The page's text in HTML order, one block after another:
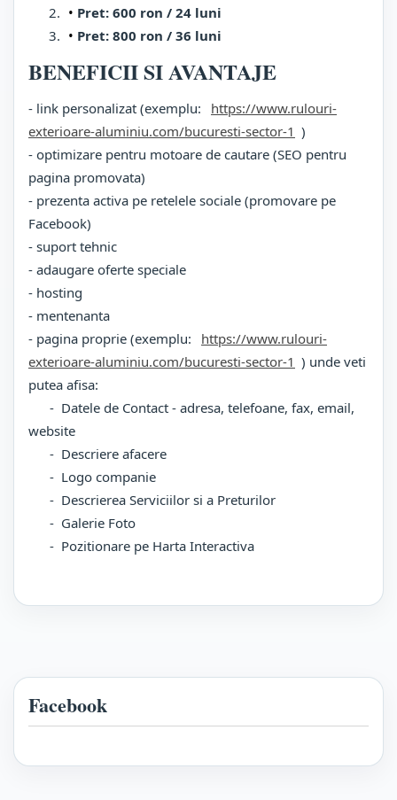
Pret: 600 ron / 24 luni
Pret: 800 ron / 36 luni
BENEFICII SI AVANTAJE
- link personalizat (exemplu:
https://www.rulouri-
exterioare-aluminiu.com/bucuresti-sector-1 )
- optimizare pentru motoare de cautare (SEO pentru
pagina promovata)
- prezenta activa pe retelele sociale (promovare pe
Facebook)
- suport tehnic
- adaugare oferte speciale
- hosting
- mentenanta
- pagina proprie (exemplu:
https://www.rulouri-
exterioare-aluminiu.com/bucuresti-sector-1 ) unde veti
putea afisa:
- Datele de Contact - adresa, telefoane, fax, email,
website
- Descriere afacere
- Logo companie
- Descrierea Serviciilor si a Preturilor
- Galerie Foto
- Pozitionare pe Harta Interactiva
Facebook